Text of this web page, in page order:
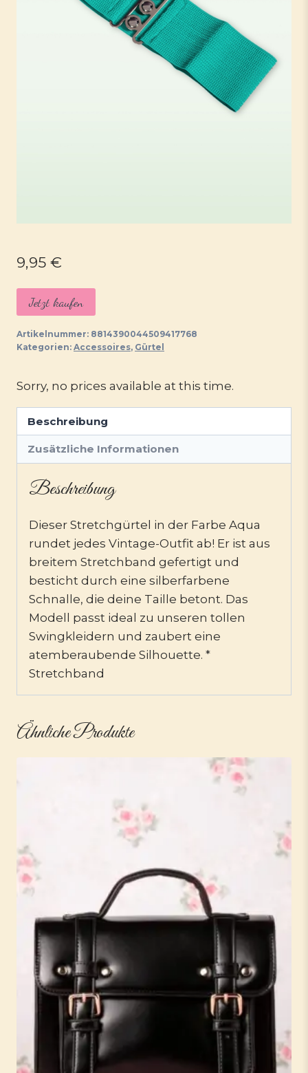
9,95 €
Jetzt kaufen
Artikelnummer: 8814390044509417768
Kategorien: Accessoires, Gürtel
Sorry, no prices available at this time.
Beschreibung
Zusätzliche Informationen
Beschreibung
Dieser Stretchgürtel in der Farbe Aqua
rundet jedes Vintage-Outfit ab! Er ist aus
breitem Stretchband gefertigt und
besticht durch eine silberfarbene
Schnalle, die deine Taille betont. Das
Modell passt ideal zu unseren tollen
Swingkleidern und zaubert eine
atemberaubende Silhouette. *
Stretchband
Ähnliche Produkte